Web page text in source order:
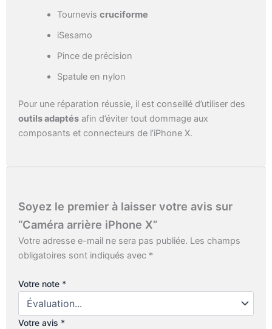
Tournevis cruciforme
iSesamo
Pince de précision
Spatule en nylon
Pour une réparation réussie, il est conseillé d’utiliser des
outils adaptés afin d’éviter tout dommage aux
composants et connecteurs de l’iPhone X.
Soyez le premier à laisser votre avis sur
“Caméra arrière iPhone X”
Votre adresse e-mail ne sera pas publiée. Les champs
obligatoires sont indiqués avec *
Votre note *
Votre avis *